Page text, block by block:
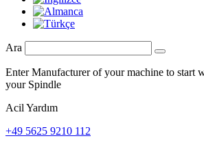
Ara
Enter Manufacturer of your machine to start
your Spindle
Acil Yardım
+49 5625 9210 112